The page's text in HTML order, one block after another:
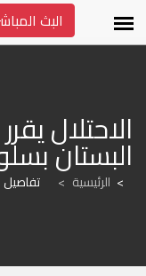
البث
البستان
الرئيسية > تفاصيل